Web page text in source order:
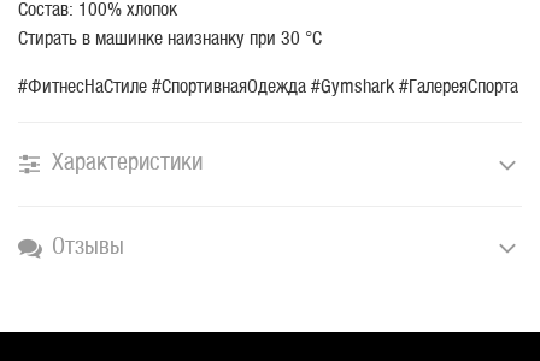
Состав: 100% хлопок
Стирать в машинке наизнанку при 30 °C
#ФитнесНаСтиле #СпортивнаяОдежда #Gymshark #ГалереяСпорта
Характеристики
Отзывы